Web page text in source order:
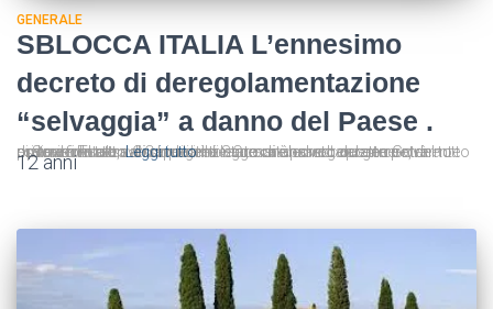
GENERALE
SBLOCCA ITALIA L’ennesimo
decreto di deregolamentazione
“selvaggia” a danno del Paese .
di Sauro Turroni Ci chiediamo ancora una volta come potrà essere firmato dal Capo dello Stato un decreto del genere, del tutto privo dei necessari requisiti di necessità ed urgenza e contenente materie del tutto disomogenee. Ormai è prassi: questo Governo opera solo attraverso decreti legge che hanno carattere ordinamentale, Leggi tutto
12 anni